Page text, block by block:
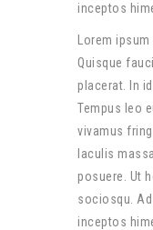
inceptos
Lorem
Quisque
placerat. In
Tempus leo
vivamus
Iaculis
posuere. Ut
sociosqu.
inceptos